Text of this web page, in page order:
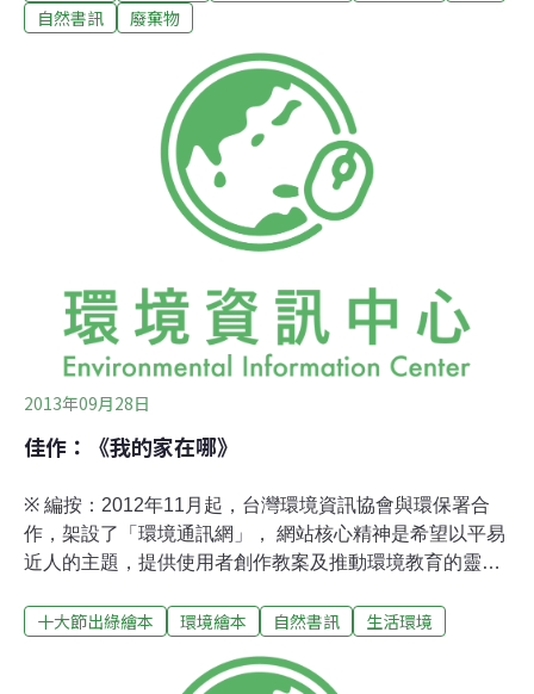
由來，讓使用者能夠由淺入深，進一步關心背後延伸的議
素材，然而，台灣具本土觀點的環境繪本寥寥可數，幾乎
皆為國外翻譯作品，於是，我們嘗試結合節日和繪本創
作，舉辦創意徵件。自3月底～6月底，共收到近40件作
品，從中遴選出11件優秀之作後，製作成電子版本，供讀
者線上瀏覽，更替前三名作品配上口白、音效，提供讀者
自然書訊
廢棄物
2013年09月28日
佳作：《我的家在哪》
※ 編按：2012年11月起，台灣環境資訊協會與環保署合
作，架設了「環境通訊網」， 網站核心精神是希望以平易
近人的主題，提供使用者創作教案及推動環境教育的靈
以「環境共和國」及其國 內聯邦領主擔任壽星，解說節日
題和面向。其中，綠繪本是十分適合用來推廣環境教育的
十大節出綠繪本 環境繪本 自然書訊 生活環境